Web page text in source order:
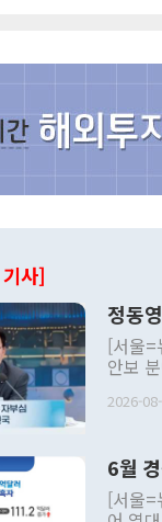
사]
정동
[서울=
안보
발언
주의적
관의
관 부
2026-
6월
[서울=